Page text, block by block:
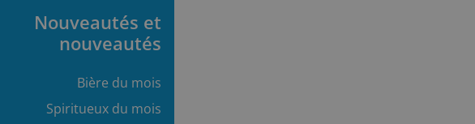
Nouveautés et
nouveautés
Bière du mois
Spiritueux du mois